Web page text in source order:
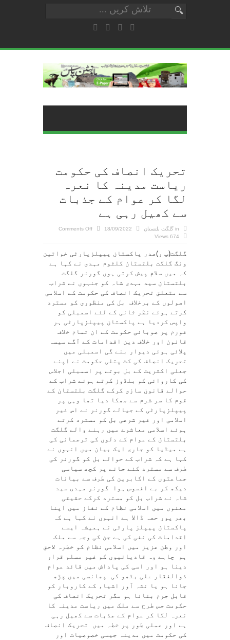
تحریک انصاف کی حکومت
ریاست مدینہ کا نعرہ
لگا کر عوام کے جذبات
سے کھیل رہی ہے
in گلگت بلتستان 18/09/2022
Comments Off
on
حکومت
ریاست
مدینہ
کا
کر
عوام
کے
جذبات
سے
ہے
674 Views
گلگت(پ ر)صدر پاکستان پیپلزپارٹی خواتین
ونگ گلگت بلتستان کلثوم مہدی نے کہا ہے
کہ میں سلام پیش کرتی ہوں گورنر گلگت
بلتستان سید مہدی شاہ کو جنہوں نے شراب
سے متعلق تحریک انصاف کی حکومت کے اسلامی
اصولوں کے برخلاف بل کی منظوری کو مسترد
کرتے ہوئے نظر ثانی کے لئے اسمبلی کو
واپس کردیا ہے پاکستان پیپلزپارٹی ہر
فورم پر صوبائی حکومت کے ان تمام خلاف
قانون اور خلاف دین اقدامات کے آگے سیسہ
پلائی ہوئی دیوار بنے گی اسمبلی میں
تحریک انصاف کی کٹ پتلی حکومت نے اپنے
جعلی اکثریت کے بل بوتے پر اسمبلی اجلاس
کی کاروائی کو بلڈوز کرتے ہوئے شراب کے
حوالے قانون سازی کرکے گلگت بلتستان کے
قوم کا سر شرم سے جھکا دیا تھا وہی پر
پیپلزپارٹی کے جیالے گورنر نے اس غیر
اسلامی اور غیر شرعی بل کو مسترد کرتے
ہوئے اسلامی معاشرے میں رہنے والے گلگت
بلتستان کے عوام کے دلوں کی ترجمانی کی
ہے میڈیا کو جاری ایک بیان میں انہوں نے
کہا ہے کہ شراب کے حوالے بل کو گورنر کی
طرف سے مسترد کئے جانے پر کچھ سیاسی
جماعتوں کے اکابرین کی طرف سے بیانات
دیکھ کر بے افسوس ہوا گورنر مہدی سید
شاہ نے شراب بل کو مسترد کرکے حقیقی
معنوں میں اسلامی نظام کے نفاز میں اپنا
بھر پور حصہ ڈالا ہے انہوں نے کہا ہے کہ
پاکستان پیپلز پارٹی نے ہمیشہ ایسے
اقدامات کی نفی کی ہے جن کی وجہ سے ملک
اور وطن عزیز میں اسلامی نظام کو خطرہ لاحق
ہو چاہے وہ قادیانیوں کو غیر مسلم قرار
دینا ہو اور اسی کی پاداش میں قائد عوام
ذوالفقار علی بٹھو کی پھانسی میں چڑھ
جانا ہو یا نشہ آور اشیاء کے کاروبار کو
قابل جرم بنانا ہو مگر تحریک انصاف کی
حکومت جس طرح سے ملک میں ریاست مدینہ کا
نعرہ لگا کر عوام کے جذبات سے کھیل رہی
ہے اور عملی طور پر خطہ میں تحریک انصاف
کی حکومت میں مدینہ جیسی خصوصیات اور